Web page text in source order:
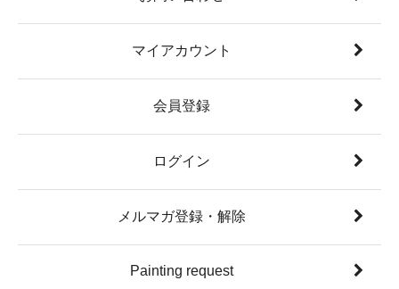
マイアカウント
会員登録
ログイン
メルマガ登録・解除
Painting request